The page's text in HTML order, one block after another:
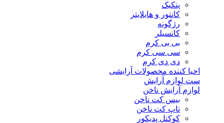
پنکیک
کانتور و هایلایتر
رژگونه
کانسیلر
بی بی کرم
سی سی کرم
دی دی کرم
احیا کننده محصولات آرایشی
ست لوازم آرایش
لوازم آرایش ناخن
بیس کت ناخن
تاپ کت ناخن
کوکتل پدیکور